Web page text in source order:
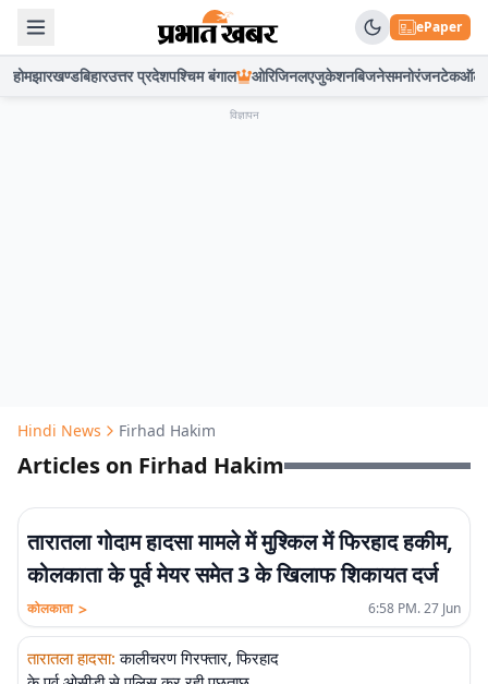
ePaper
होमझारखण्डबिहारउत्तर प्रदेशपश्चिम बंगाल ओरिजिनलएजुकेशनबिजनेसमनोरंजनटेकऑटो
विज्ञापन
Hindi News Firhad Hakim
Articles on Firhad Hakim
तारातला गोदाम हादसा मामले में मुश्किल में फिरहाद हकीम,
कोलकाता के पूर्व मेयर समेत 3 के खिलाफ शिकायत दर्ज
कोलकाता > 6:58 PM. 27 Jun
तारातला हादसा: कालीचरण गिरफ्तार, फिरहाद